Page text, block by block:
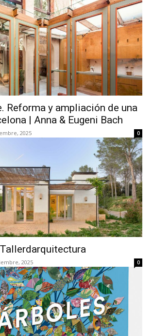
Reforma y ampliación de una
| Anna & Eugeni Bach
2025 0
2025 0